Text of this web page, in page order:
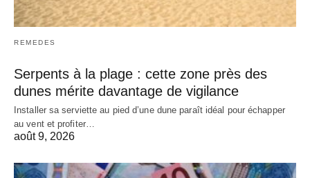
REMEDES
Serpents à la plage : cette zone près des
dunes mérite davantage de vigilance
Installer sa serviette au pied d’une dune paraît idéal pour échapper
au vent et profiter…
août 9, 2026